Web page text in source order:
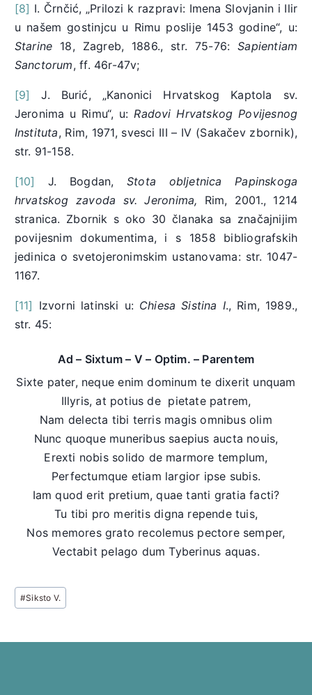
[8] I. Črnčić, „Prilozi k razpravi: Imena Slovjanin i Ilir
u našem gostinjcu u Rimu poslije 1453 godine“, u:
Starine 18, Zagreb, 1886., str. 75-76: Sapientiam
Sanctorum, ff. 46r-47v;
[9]
J. Burić, „Kanonici Hrvatskog Kaptola sv.
Jeronima u Rimu“, u: Radovi Hrvatskog Povijesnog
Instituta, Rim, 1971, svesci III – IV (Sakačev zbornik),
str. 91-158.
[10] J. Bogdan, Stota obljetnica Papinskoga
hrvatskog zavoda sv. Jeronima, Rim, 2001., 1214
stranica. Zbornik s oko 30 članaka sa značajnijim
povijesnim dokumentima, i s 1858 bibliografskih
jedinica o svetojeronimskim ustanovama: str. 1047-
1167.
[11] Izvorni latinski u: Chiesa Sistina I., Rim, 1989.,
str. 45:
Ad – Sixtum – V – Optim. – Parentem
Sixte pater, neque enim dominum te dixerit unquam
Illyris, at potius de pietate patrem,
Nam delecta tibi terris magis omnibus olim
Nunc quoque muneribus saepius aucta nouis,
Erexti nobis solido de marmore templum,
Perfectumque etiam largior ipse subis.
Iam quod erit pretium, quae tanti gratia facti?
Tu tibi pro meritis digna repende tuis,
Nos memores grato recolemus pectore semper,
Vectabit pelago dum Tyberinus aquas.
Post
Tags:
#Siksto V.